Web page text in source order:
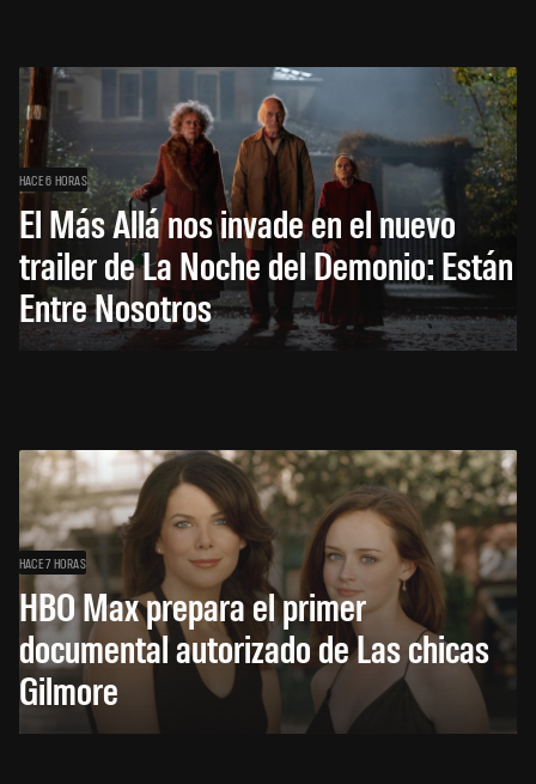
HACE 6 HORAS
El Más Allá nos invade en el nuevo
trailer de La Noche del Demonio: Están
Entre Nosotros
HACE 7 HORAS
HBO Max prepara el primer
documental autorizado de Las chicas
Gilmore